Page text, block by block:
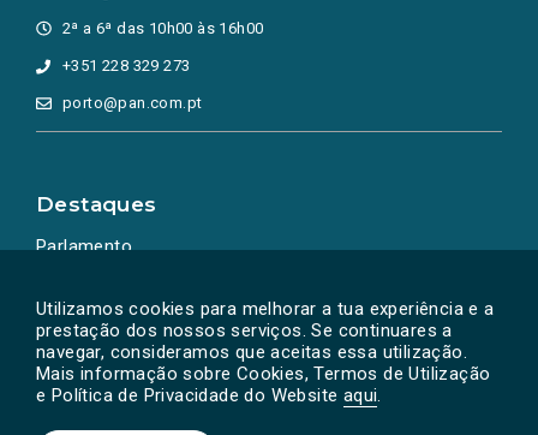
Utilizamos cookies para melhorar a tua experiência e a
prestação dos nossos serviços. Se continuares a
navegar, consideramos que aceitas essa utilização.
Mais informação sobre Cookies, Termos de Utilização
e Política de Privacidade do Website aqui.
2ª a 6ª das 10h00 às 16h00
+351 228 329 273
porto@pan.com.pt
Destaques
Parlamento